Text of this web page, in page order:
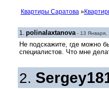
Квартиры Саратова»
1. polinalaxtanova- 13 Января,
Не подскажите, где можно
специалистов. Что мне
2.